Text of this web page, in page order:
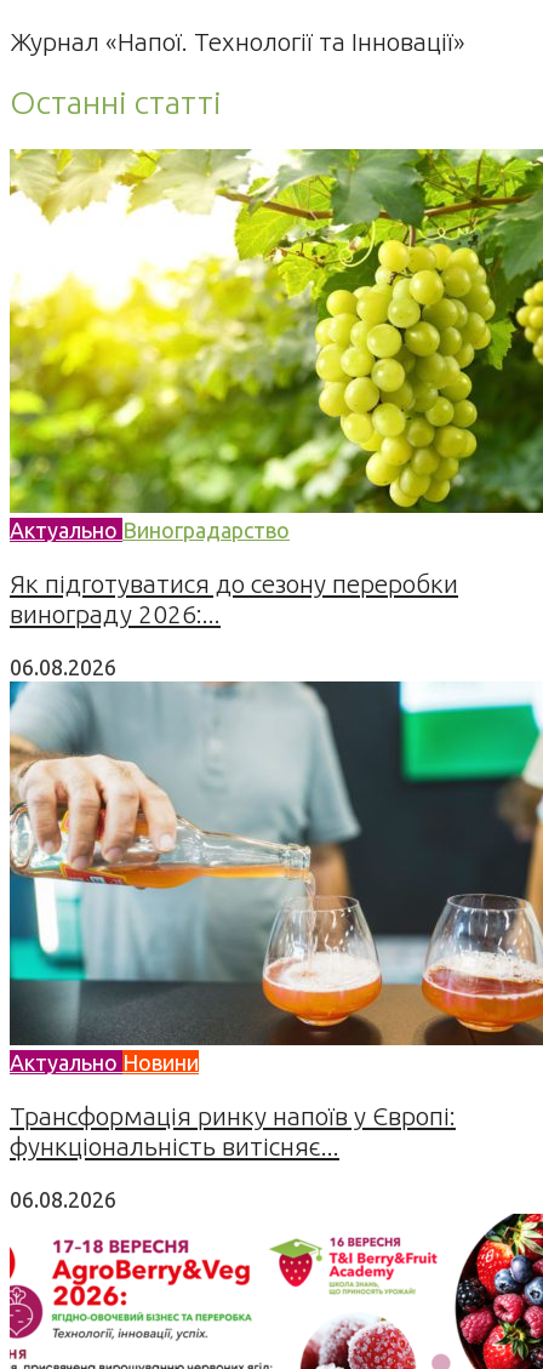
Журнал «Напої. Технології та Інновації»
Останні статті
Актуально Виноградарство
Як підготуватися до сезону переробки
винограду 2026:...
06.08.2026
Актуально Новини
Трансформація ринку напоїв у Європі:
функціональність витісняє...
06.08.2026